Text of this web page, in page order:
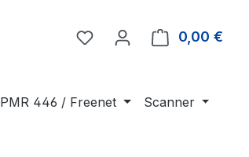
Du hast 0 Produkte auf
0,00 €
PMR 446 / Freenet
Scanner